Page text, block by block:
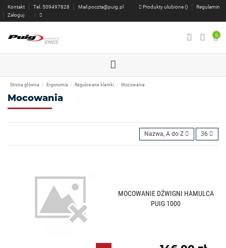
Kontakt Tel. 509497828 Mail poczta@puig.pl Produkty ulubione ()
Regulamin
Zaloguj
0
Strona główna Ergonomia Regulowane klamki Mocowania
Mocowania
Nazwa, A do Z 36
MOCOWANIE DŹWIGNI HAMULCA
PUIG 1000